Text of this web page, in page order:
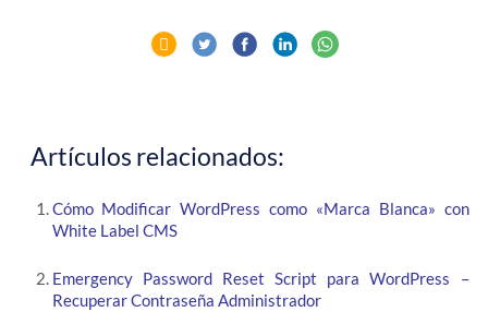
Artículos relacionados:
Cómo Modificar WordPress como «Marca Blanca» con
White Label CMS
Emergency Password Reset Script para WordPress –
Recuperar Contraseña Administrador